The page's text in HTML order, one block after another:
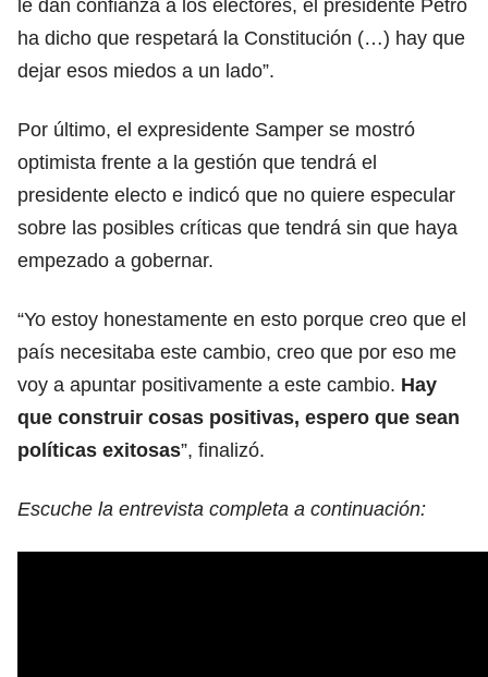
le dan confianza a los electores, el presidente Petro
ha dicho que respetará la Constitución (…) hay que
dejar esos miedos a un lado”.
Por último, el expresidente Samper se mostró
optimista frente a la gestión que tendrá el
presidente electo e indicó que no quiere especular
sobre las posibles críticas que tendrá sin que haya
empezado a gobernar.
“Yo estoy honestamente en esto porque creo que el
país necesitaba este cambio, creo que por eso me
voy a apuntar positivamente a este cambio. Hay
que construir cosas positivas, espero que sean
políticas exitosas”, finalizó.
Escuche la entrevista completa a continuación: